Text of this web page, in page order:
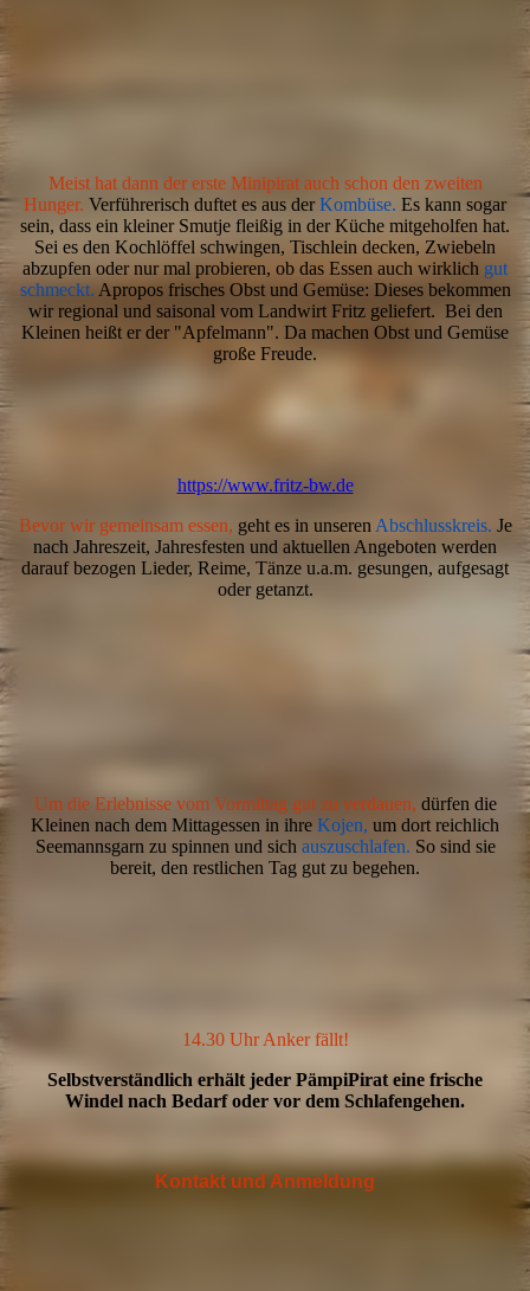
Meist hat dann der erste Minipirat auch schon den zweiten
Hunger. Verführerisch duftet es aus derKombüse. Es kann sogar
sein, dass ein kleiner Smutje fleißig in der Küche mitgeholfen hat.
Sei es den Kochlöffel schwingen, Tischlein decken, Zwiebeln
abzupfen oder nur mal probieren, ob das Essen auch wirklich gut
schmeckt. Apropos frisches Obst und Gemüse: Dieses bekommen
wir regional und saisonal vom Landwirt Fritz geliefert. Bei den
Kleinen heißt er der "Apfelmann". Da machen Obst und Gemüse
große Freude.
https://www.fritz-bw.de
Bevor wir gemeinsam essen, geht es in unseren Abschlusskreis. Je
nach Jahreszeit, Jahresfesten und aktuellen Angeboten werden
darauf bezogen Lieder, Reime, Tänze u.a.m. gesungen, aufgesagt
oder getanzt.
Um die Erlebnisse vom Vormittag gut zu verdauen, dürfen die
Kleinen nach dem Mittagessen in ihre Kojen, um dort reichlich
Seemannsgarn zu spinnen und sich auszuschlafen. So sind sie
bereit, den restlichen Tag gut zu begehen.
14.30 Uhr Anker fällt!
Selbstverständlich erhält jeder PämpiPirat eine frische
Windel nach Bedarf oder vor dem Schlafengehen.
Kontakt und Anmeldung